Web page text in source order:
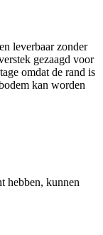
leverbaar zonder
gezaagd voor
omdat de rand is
kan worden
hebben, kunnen